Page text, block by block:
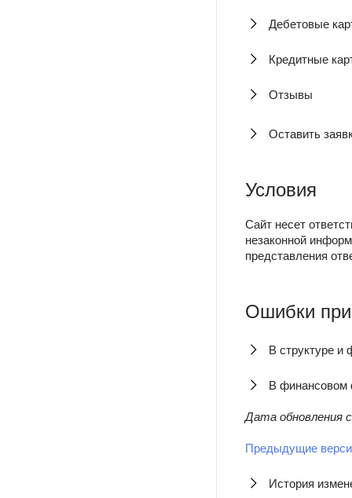
Дебетовые
Кредитные
Отзывы
Оставить
Условия
Сайт несет
незаконной
представления
Ошибки
В структуре и
В финансовом
Дата обновления
Предыдущие
История